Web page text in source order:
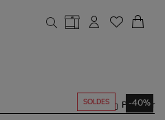
SOLDES -40%
Partager